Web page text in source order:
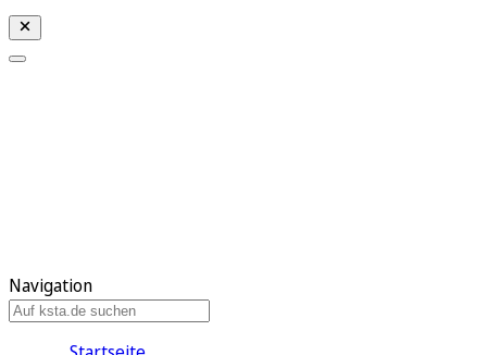
Navigation